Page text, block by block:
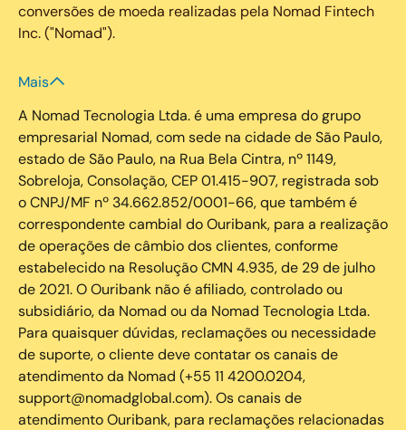
conversões de moeda realizadas pela Nomad Fintech
Inc. ("Nomad").
Mais
A Nomad Tecnologia Ltda. é uma empresa do grupo
empresarial Nomad, com sede na cidade de São Paulo,
estado de São Paulo, na Rua Bela Cintra, nº 1149,
Sobreloja, Consolação, CEP 01.415-907, registrada sob
o CNPJ/MF nº 34.662.852/0001-66, que também é
correspondente cambial do Ouribank, para a realização
de operações de câmbio dos clientes, conforme
estabelecido na Resolução CMN 4.935, de 29 de julho
de 2021. O Ouribank não é afiliado, controlado ou
subsidiário, da Nomad ou da Nomad Tecnologia Ltda.
Para quaisquer dúvidas, reclamações ou necessidade
de suporte, o cliente deve contatar os canais de
atendimento da Nomad (+55 11 4200.0204,
support@nomadglobal.com). Os canais de
atendimento Ouribank, para reclamações relacionadas